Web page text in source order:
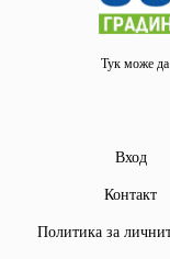
Тук може да
Вход
Контакт
Политика за